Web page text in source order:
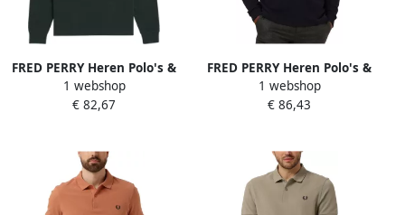
FRED PERRY Heren Polo's &
T-shirts Long Sleeve Plain
Shirt Olijf
1 webshop
€ 82,67
FRED PERRY Heren Polo's &
T-shirts Twin Tipped Shirt
Long Sleeve Blauw
1 webshop
€ 86,43